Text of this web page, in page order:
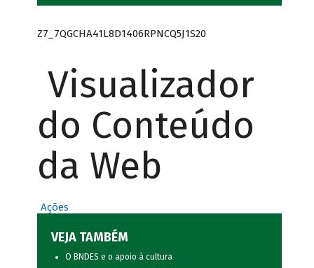
Z7_7QGCHA41L8D1406RPNCQ5J1S20
Visualizador
do Conteúdo
da Web
Ações
VEJA TAMBÉM
O BNDES e o apoio à cultura